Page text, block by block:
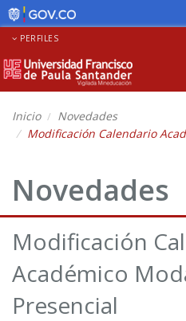
PERFILES
Inicio
Novedades
Modificación Calendario
Novedades
Modificación
Académico
Presencial